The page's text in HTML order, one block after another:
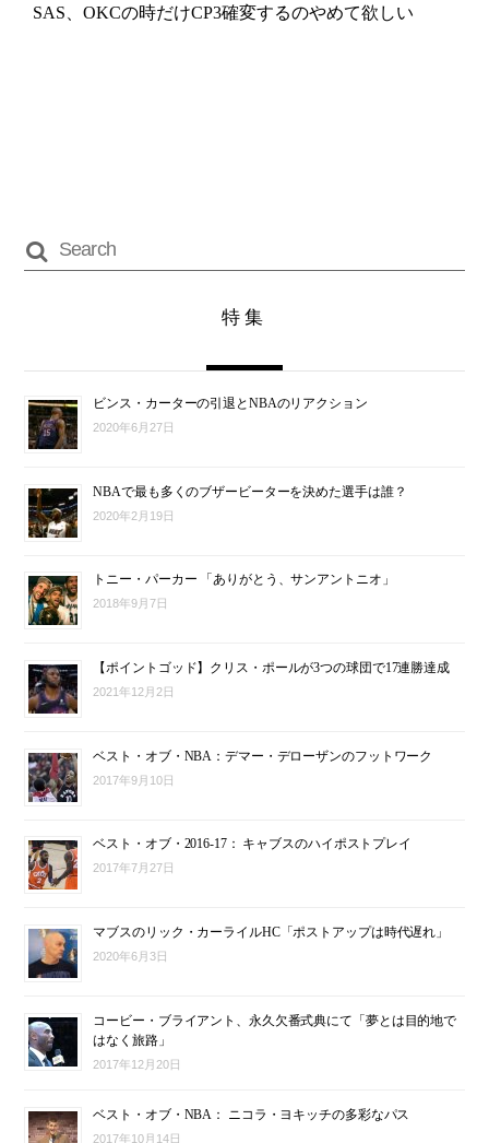
特集
ビンス・カーターの引退とNBAのリアクション
2020年6月27日
NBAで最も多くのブザービーターを決めた選手は誰？
2020年2月19日
トニー・パーカー 「ありがとう、サンアントニオ」
2018年9月7日
【ポイントゴッド】クリス・ポールが3つの球団で17連勝達成
2021年12月2日
ベスト・オブ・NBA：デマー・デローザンのフットワーク
2017年9月10日
ベスト・オブ・2016-17： キャブスのハイポストプレイ
2017年7月27日
マブスのリック・カーライルHC「ポストアップは時代遅れ」
2020年6月3日
コービー・ブライアント、永久欠番式典にて「夢とは目的地で
はなく旅路」
2017年12月20日
ベスト・オブ・NBA： ニコラ・ヨキッチの多彩なパス
2017年10月14日